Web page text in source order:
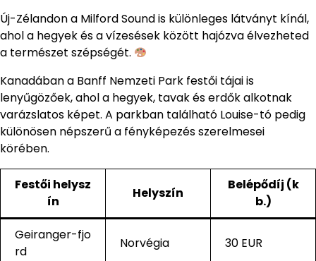
Új-Zélandon a Milford Sound is különleges látványt kínál,
ahol a hegyek és a vízesések között hajózva élvezheted
a természet szépségét.
Kanadában a Banff Nemzeti Park festői tájai is
lenyűgözőek, ahol a hegyek, tavak és erdők alkotnak
varázslatos képet. A parkban található Louise-tó pedig
különösen népszerű a fényképezés szerelmesei
körében.
Festői helysz
ín
Helyszín
Belépődíj (k
b.)
Geiranger-fjo
rd
Norvégia 30 EUR